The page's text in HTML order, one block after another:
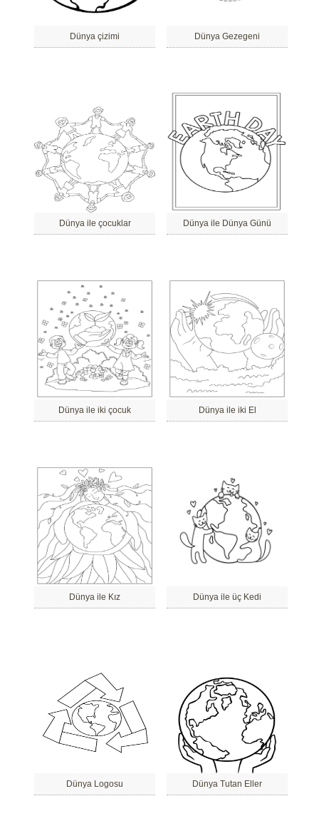
Dünya çizimi Dünya Gezegeni
Dünya ile çocuklar Dünya ile Dünya Günü
Dünya ile iki çocuk Dünya ile iki El
Dünya ile Kız Dünya ile üç Kedi
Dünya Logosu Dünya Tutan Eller